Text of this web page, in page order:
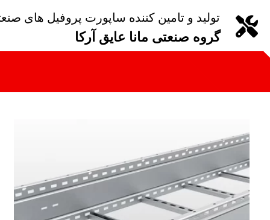
تولید و تامین کننده ساپورت پروفیل های
گروه صنعتی مانا عایق آرکا